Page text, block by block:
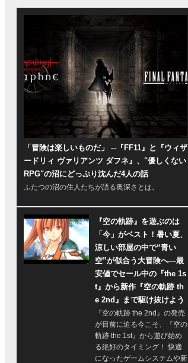
「冒険は楽しいものだ」 ─『FF11』と『ウィザ
ードリィ ヴァリアンツ ダフネ』、"優しくない
RPG"の沼にどっぷり沈んだ4人の話
ふたつの沼の住人たちが語る奥深さとは。
『空の軌跡』を遊ぶのは
「今」がベスト！暑い夏、
涼しい部屋の中で“青い
空”が似合う大冒険へ―最
安値でセール中の『the 1s
t』から新作『空の軌跡 th
e 2nd』まで駆け抜けよう
『空の軌跡 the 2nd』の発売
が目前に迫る今こそ、『空の
軌跡 the 1st』から遊び始め
る絶好のタイミング！ 快適
になったゲームシステムや新